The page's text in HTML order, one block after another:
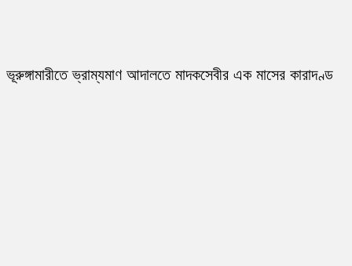
ভূরুঙ্গামারীতে ভ্রাম্যমাণ আদালতে মাদকসেবীর এক মাসের কারাদণ্ড